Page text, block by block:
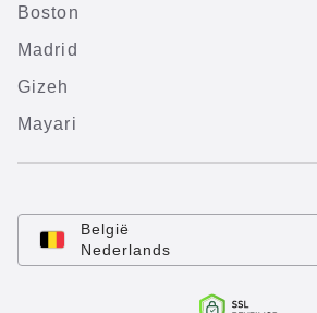
Boston
Madrid
Gizeh
Mayari
België
Nederlands